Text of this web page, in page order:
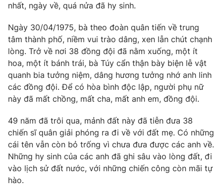
nhất, ngày về, quá nửa đã hy sinh.
Ngày 30/04/1975, bà theo đoàn quân tiến về trung
tâm thành phố, niềm vui trào dâng, xen lẫn chút chạnh
lòng. Trở về nơi 38 đồng đội đã nằm xuống, một ít
hoa, một ít bánh trái, bà Túy cẩn thận bày biện lễ vật
quanh bia tưởng niệm, dâng hương tưởng nhớ anh linh
các đồng đội. Để có hòa bình độc lập, người phụ nữ
này đã mất chồng, mất cha, mất anh em, đồng đội.
49 năm đã trôi qua, mảnh đất này đã tiễn đưa 38
chiến sĩ quân giải phóng ra đi về với đất mẹ. Có những
cái tên vẫn còn bỏ trống vì chưa đưa được các anh về.
Những hy sinh của các anh đã ghi sâu vào lòng đất, đi
vào lịch sử đất nước, với những chiến công còn mãi tự
hào.